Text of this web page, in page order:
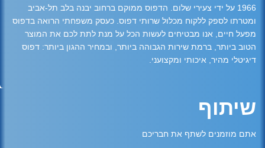
1966 על ידי צעירי שלום. הדפוס ממוקם ברחוב יבנה בלב תל-אביב
ומטרתו לספק ללקוח מכלול שרותי דפוס. כעסק משפחתי הרואה בדפוס
מפעל חיים, אנו מבטיחים לעשות הכל על מנת לתת לכם את המוצר
הטוב ביותר, ברמת שירות הגבוהה ביותר, ובמחיר ההגון ביותר: דפוס
דיגיטלי מהיר, איכותי ומקצועני.
שיתוף
אתם מוזמנים לשתף את חבריכם